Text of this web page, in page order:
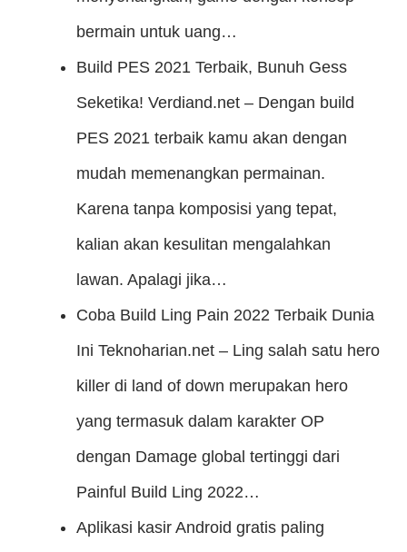
bermain untuk uang…
Build PES 2021 Terbaik, Bunuh Gess
Seketika! Verdiand.net – Dengan build
PES 2021 terbaik kamu akan dengan
mudah memenangkan permainan.
Karena tanpa komposisi yang tepat,
kalian akan kesulitan mengalahkan
lawan. Apalagi jika…
Coba Build Ling Pain 2022 Terbaik Dunia
Ini Teknoharian.net – Ling salah satu hero
killer di land of down merupakan hero
yang termasuk dalam karakter OP
dengan Damage global tertinggi dari
Painful Build Ling 2022…
Aplikasi kasir Android gratis paling